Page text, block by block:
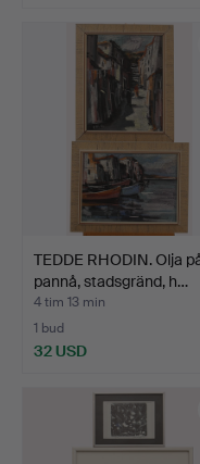
TEDDE RHODIN. Olja
pannå, stadsgränd, h…
4 tim 13 min
1 bud
32 USD